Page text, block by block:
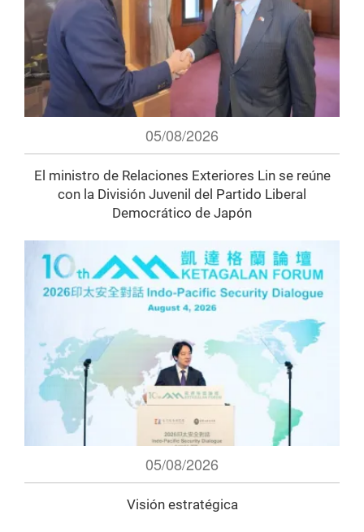
05/08/2026
El ministro de Relaciones Exteriores Lin se reúne
con la División Juvenil del Partido Liberal
Democrático de Japón
05/08/2026
Visión estratégica